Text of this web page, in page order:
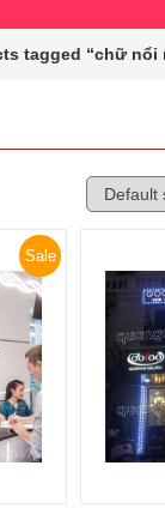
tagged “chữ nổi
Sale